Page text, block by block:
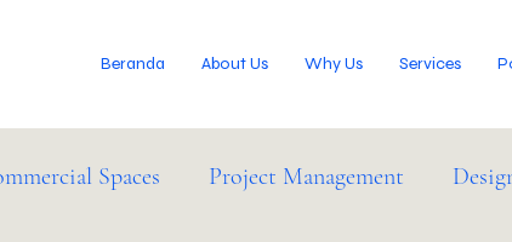
Beranda About Us Why Us Services
Spaces Project Management